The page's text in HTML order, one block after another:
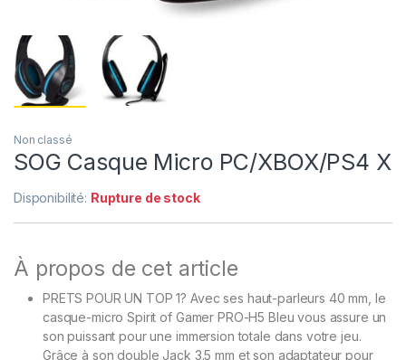
Non classé
SOG Casque Micro PC/XBOX/PS4 X
Disponibilité: Rupture de stock
À propos de cet article
PRETS POUR UN TOP 1? Avec ses haut-parleurs 40 mm, le
casque-micro Spirit of Gamer PRO-H5 Bleu vous assure un
son puissant pour une immersion totale dans votre jeu.
Grâce à son double Jack 3.5 mm et son adaptateur pour